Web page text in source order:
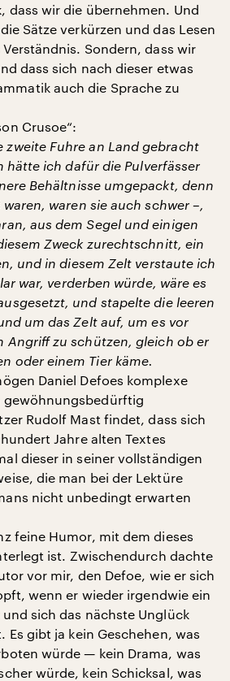
dass wir die übernehmen. Und
Sätze verkürzen und das Lesen
Sondern, dass wir
dass sich nach dieser etwas
auch die Sprache zu
Crusoe“:
zweite Fuhre an Land gebracht
hätte ich dafür die Pulverfässer
Behältnisse umgepackt, denn
waren sie auch schwer –,
aus dem Segel und einigen
Zweck zurechtschnitt, ein
und in diesem Zelt verstaute ich
war, verderben würde, wäre es
und stapelte die leeren
um das Zelt auf, um es vor
Angriﬀzu schützen, gleich ob er
oder einem Tier käme.
Daniel Defoes komplexe
gewöhnungsbedürftig
Rudolf Mast findet, dass sich
Jahre alten Textes
dieser in seiner vollständigen
die man bei der Lektüre
nicht unbedingt erwarten
feine Humor, mit dem dieses
ist. Zwischendurch dachte
vor mir, den Defoe, wie er sich
wenn er wieder irgendwie ein
sich das nächste Unglück
Es gibt ja kein Geschehen, was
würde — kein Drama, was
würde, kein Schicksal, was